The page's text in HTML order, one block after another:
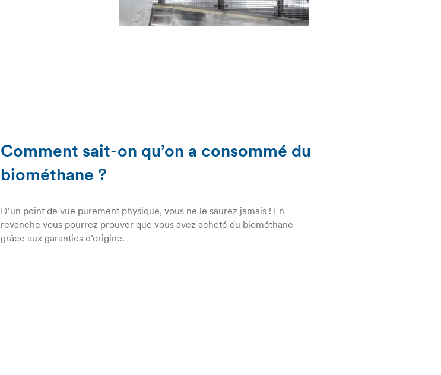
Comment sait-on qu’on a consommé du
biométhane ?
D’un point de vue purement physique, vous ne le saurez jamais ! En
revanche vous pourrez prouver que vous avez acheté du biométhane
grâce aux garanties d’origine.